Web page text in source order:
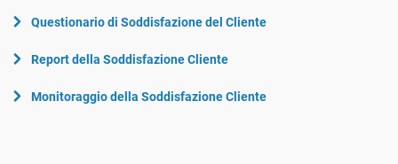
Questionario di Soddisfazione del Cliente
Report della Soddisfazione Cliente
Monitoraggio della Soddisfazione Cliente